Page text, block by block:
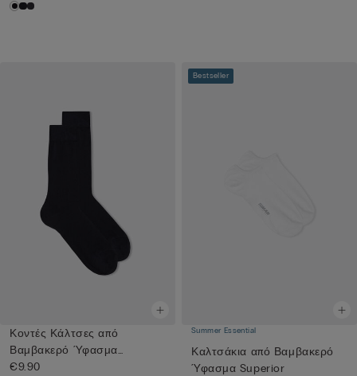
Κοντές Κάλτσες από
Βαμβακερό Ύφασμα
Superior
€9.90
Bestseller
Summer Essential
Καλτσάκια από Βαμβακερό
Ύφασμα Superior